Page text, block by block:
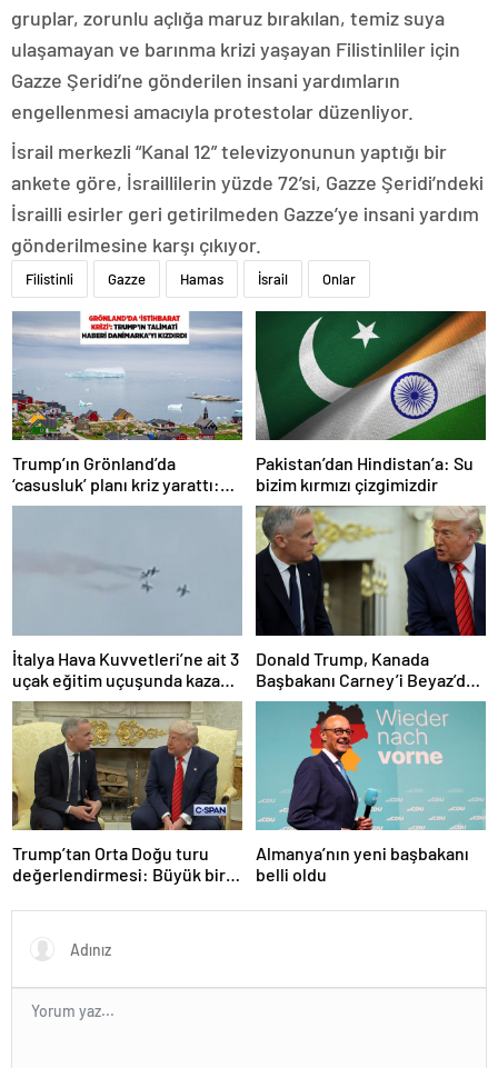
gruplar, zorunlu açlığa maruz bırakılan, temiz suya
ulaşamayan ve barınma krizi yaşayan Filistinliler için
Gazze Şeridi’ne gönderilen insani yardımların
engellenmesi amacıyla protestolar düzenliyor.
İsrail merkezli “Kanal 12” televizyonunun yaptığı bir
ankete göre, İsraillilerin yüzde 72’si, Gazze Şeridi’ndeki
İsrailli esirler geri getirilmeden Gazze’ye insani yardım
gönderilmesine karşı çıkıyor.
Filistinli Gazze Hamas İsrail Onlar
Trump’ın Grönland’da
‘casusluk’ planı kriz yarattı:
Danimarka ABD elçisini
Pakistan’dan Hindistan’a: Su
bizim kırmızı çizgimizdir
İtalya Hava Kuvvetleri’ne ait 3
uçak eğitim uçuşunda kaza
yaptı
Donald Trump, Kanada
Başbakanı Carney’i Beyaz’da
ağırladı
Trump’tan Orta Doğu turu
değerlendirmesi: Büyük bir
Almanya’nın yeni başbakanı
belli oldu